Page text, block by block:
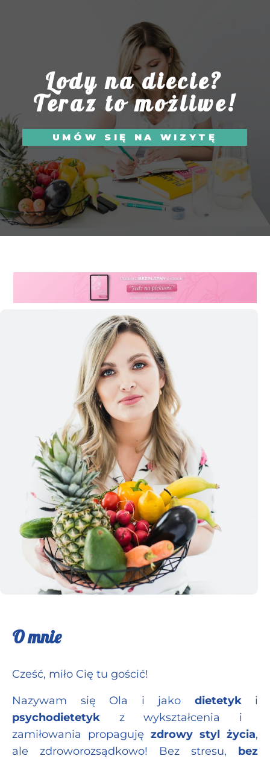
Lody na diecie?
Teraz to możliwe!
UMÓW SIĘ NA WIZYTĘ
O mnie
Cześć, miło Cię tu gościć!
Nazywam się Ola i jako dietetyk i
psychodietetyk z wykształcenia i
zamiłowania propaguję zdrowy styl życia,
ale zdroworozsądkowo! Bez stresu, bez